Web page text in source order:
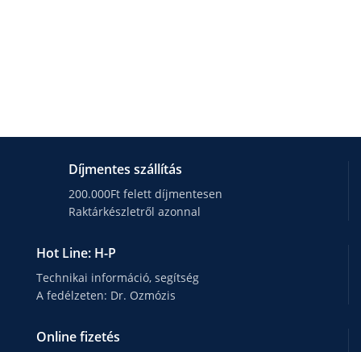
Díjmentes szállítás
200.000Ft felett díjmentesen
Raktárkészletről azonnal
Hot Line: H-P
Technikai információ, segítség
A fedélzeten: Dr. Ozmózis
Online fizetés